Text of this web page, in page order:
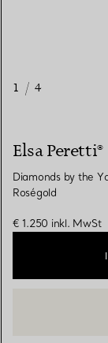
1 / 4
Elsa Peretti®
Diamonds by the
Roségold
€ 1.250 inkl. MwSt
EINEN